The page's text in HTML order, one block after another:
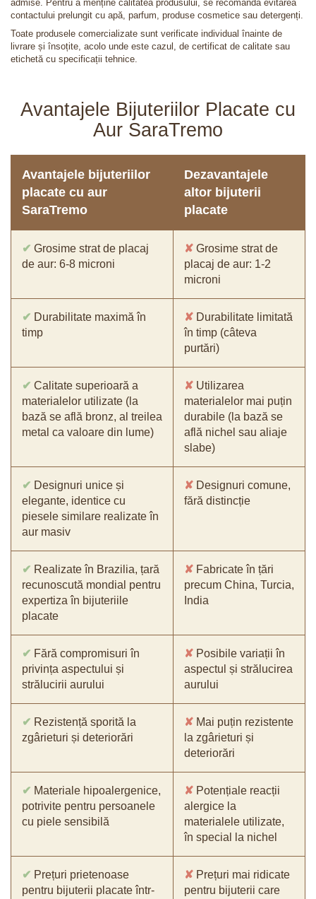
admise. Pentru a menține calitatea produsului, se recomandă evitarea
contactului prelungit cu apă, parfum, produse cosmetice sau detergenți.
Toate produsele comercializate sunt verificate individual înainte de
livrare și însoțite, acolo unde este cazul, de certificat de calitate sau
etichetă cu specificații tehnice.
Avantajele Bijuteriilor Placate cu
Aur SaraTremo
Avantajele bijuteriilor
placate cu aur
SaraTremo
Dezavantajele
altor bijuterii
placate
✔ Grosime strat de placaj
de aur: 6-8 microni
✘ Grosime strat de
placaj de aur: 1-2
microni
✔ Durabilitate maximă în
timp
✘ Durabilitate limitată
în timp (câteva
purtări)
✔ Calitate superioară a
materialelor utilizate (la
bază se află bronz, al treilea
metal ca valoare din lume)
✘ Utilizarea
materialelor mai puțin
durabile (la bază se
află nichel sau aliaje
slabe)
✔ Designuri unice și
elegante, identice cu
piesele similare realizate în
aur masiv
✘ Designuri comune,
fără distincție
✔ Realizate în Brazilia, țară
recunoscută mondial pentru
expertiza în bijuteriile
placate
✘ Fabricate în țări
precum China, Turcia,
India
✔ Fără compromisuri în
privința aspectului și
strălucirii aurului
✘ Posibile variații în
aspectul și strălucirea
aurului
✔ Rezistență sporită la
zgârieturi și deteriorări
✘ Mai puțin rezistente
la zgârieturi și
deteriorări
✔ Materiale hipoalergenice,
potrivite pentru persoanele
cu piele sensibilă
✘ Potențiale reacții
alergice la
materialele utilizate,
în special la nichel
✔ Prețuri prietenoase
pentru bijuterii placate într-
✘ Prețuri mai ridicate
pentru bijuterii care